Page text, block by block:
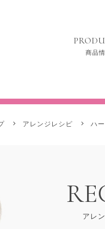
商品
アレンジレシピ ハ
アレ